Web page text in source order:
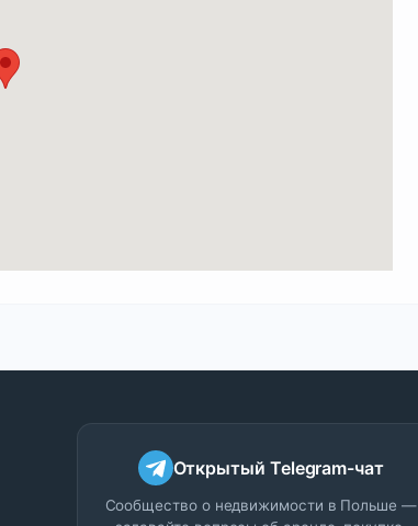
Открытый Telegram-чат
Сообщество о недвижимости в Польше —